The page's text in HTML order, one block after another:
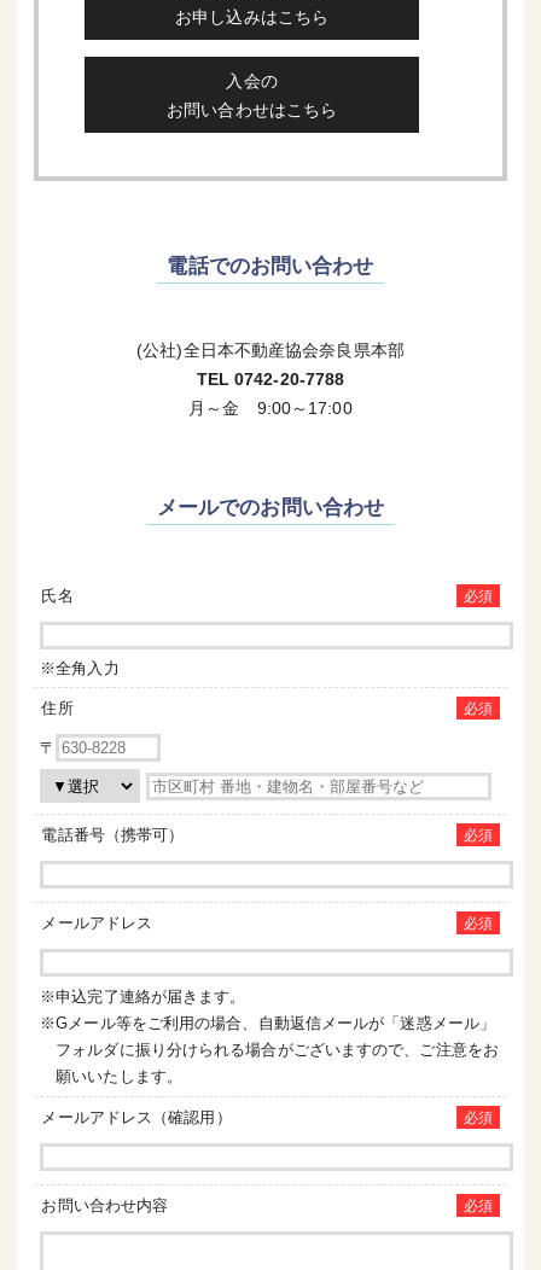
お申し込みはこちら
入会の
お問い合わせはこちら
電話でのお問い合わせ
(公社)全日本不動産協会奈良県本部
TEL 0742-20-7788
月～金 9:00～17:00
メールでのお問い合わせ
氏名 必須
※全角入力
住所 必須
〒
電話番号（携帯可） 必須
メールアドレス 必須
※申込完了連絡が届きます。
※Gメール等をご利用の場合、自動返信メールが「迷惑メール」
フォルダに振り分けられる場合がございますので、ご注意をお
願いいたします。
メールアドレス（確認用） 必須
お問い合わせ内容 必須